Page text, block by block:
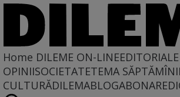
Home DILEME ON-LINE
OPINIISOCIETATETEMA SĂPTĂMÎNII
CULTURĂDILEMABLOGABONARE